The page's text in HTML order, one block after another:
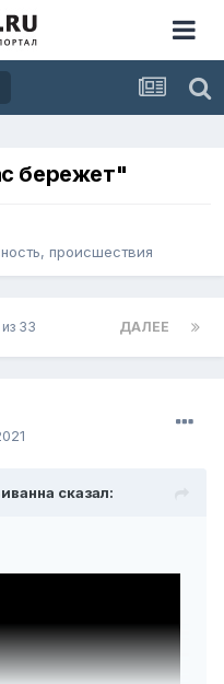
бережет"
происшествия
ДАЛЕЕ
33
сказал: